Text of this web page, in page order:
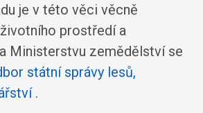
je v této věci věcně
prostředí a
Ministerstvu zemědělství se
státní správy lesů,
.